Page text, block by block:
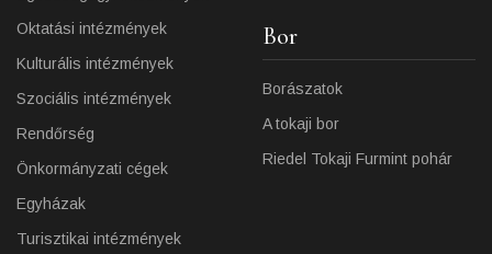
Oktatási intézmények
Kulturális intézmények
Szociális intézmények
Rendőrség
Önkormányzati cégek
Egyházak
Turisztikai intézmények
Bor
Borászatok
A tokaji bor
Riedel Tokaji Furmint pohár